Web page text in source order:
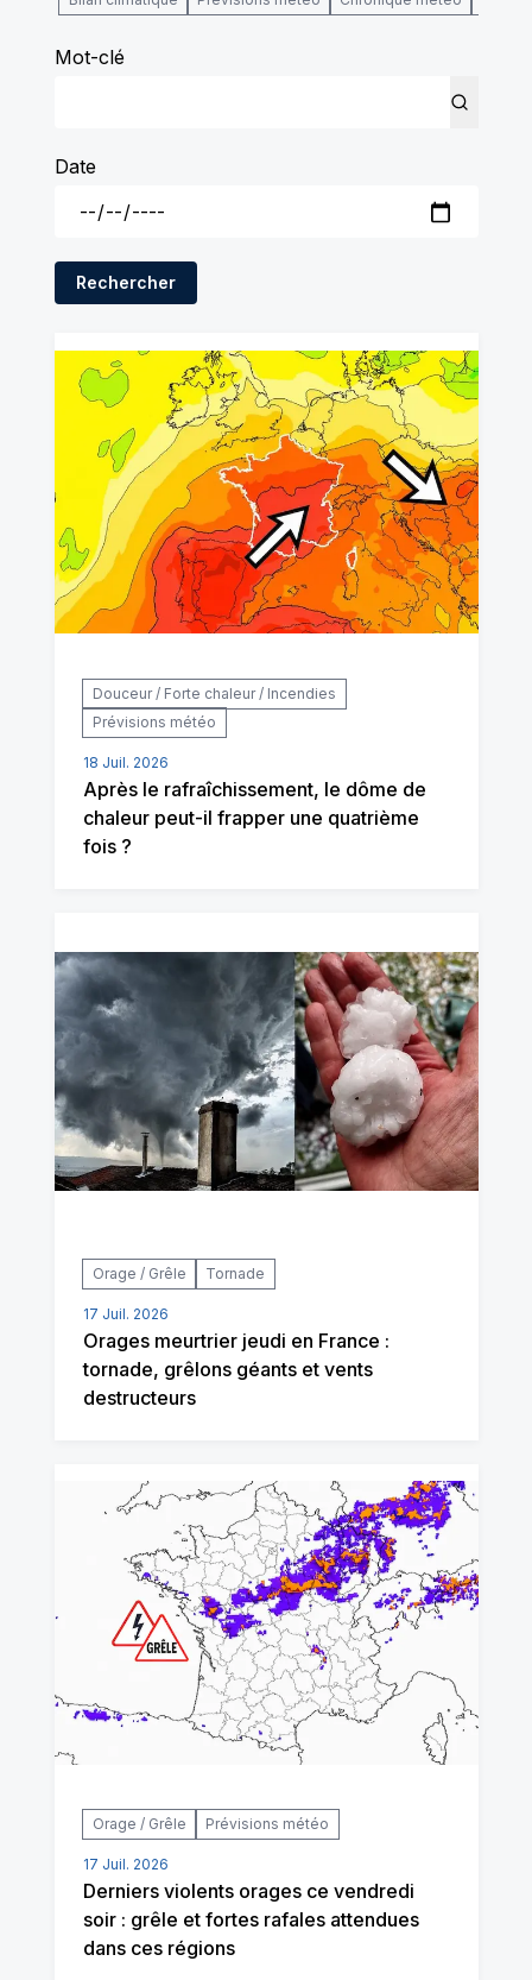
Mot-clé
Date
Rechercher
Douceur / Forte chaleur / Incendies
Prévisions météo
18 Juil. 2026
Après le rafraîchissement, le dôme de
chaleur peut-il frapper une quatrième
fois ?
Orage / Grêle Tornade
17 Juil. 2026
Orages meurtrier jeudi en France :
tornade, grêlons géants et vents
destructeurs
Orage / Grêle Prévisions météo
17 Juil. 2026
Derniers violents orages ce vendredi
soir : grêle et fortes rafales attendues
dans ces régions